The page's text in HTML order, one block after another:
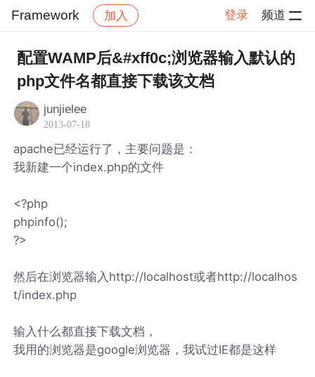
Framework 加入 登录 频道
社区 Framework 帖子详情
配置WAMP后&#xff0c;浏览器输入默认的
php文件名都直接下载该文档
junjielee
2013-07-18
apache已经运行了，主要问题是：
我新建一个index.php的文件
<?php
phpinfo();
?>
然后在浏览器输入http://localhost或者http://localhos
t/index.php
输入什么都直接下载文档，
我用的浏览器是google浏览器，我试过IE都是这样